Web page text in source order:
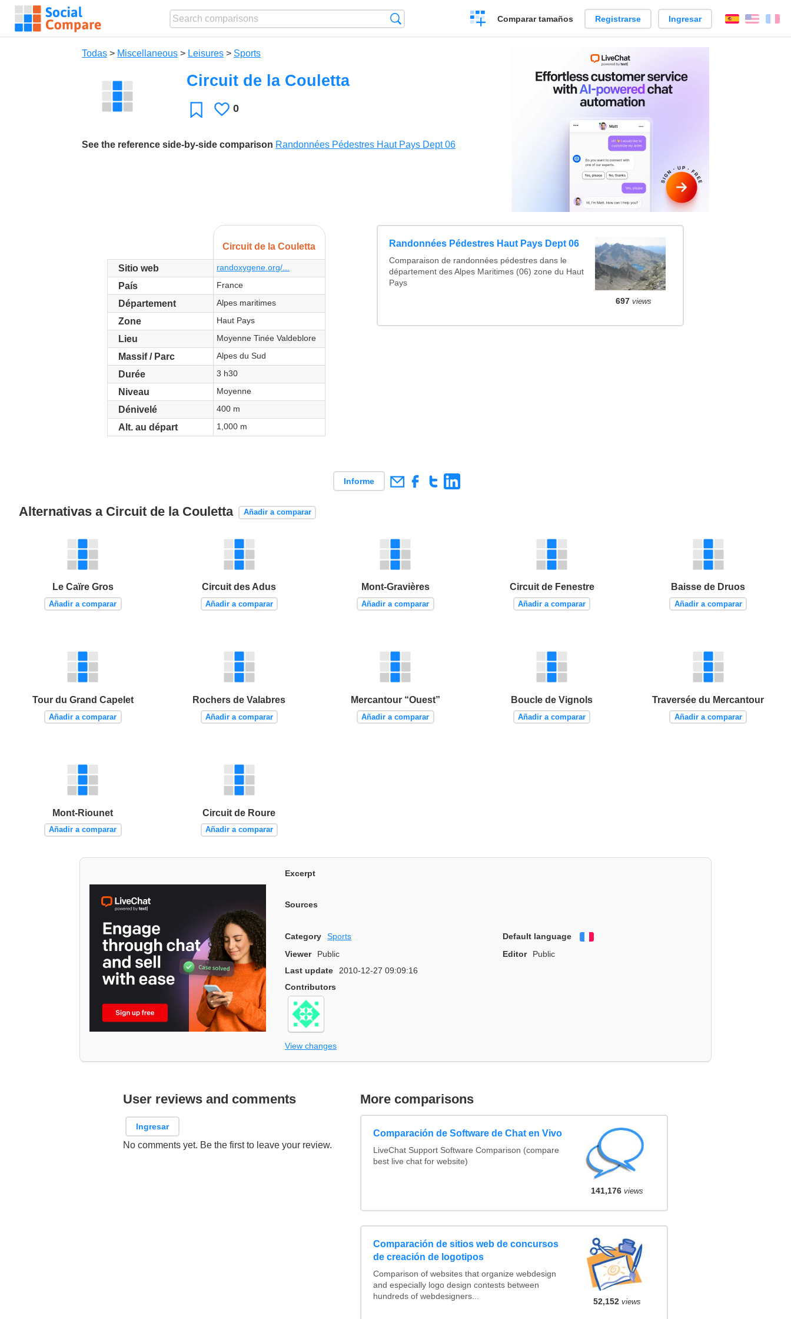
Crear
una
Comparar tamaños Registrarse Ingresar EspañolEnglish
Todas > Miscellaneous > Leisures > Sports
Circuit de la Couletta
Favoritos
Le
0
See the reference side-by-side comparison Randonnées Pédestres Haut Pays Dept 06
Circuit de la Couletta
Sitio web randoxygene.org/...
País France
Département Alpes maritimes
Zone Haut Pays
Lieu Moyenne Tinée Valdeblore
Massif / Parc Alpes du Sud
Durée 3 h30
Niveau Moyenne
Dénivelé 400 m
Alt. au départ 1,000 m
Randonnées Pédestres Haut Pays Dept 06
Comparaison de randonnées pédestres dans le
département des Alpes Maritimes (06) zone du Haut
Pays
697 views
Informe
Alternativas a Circuit de la Couletta Añadir a comparar
Le Caïre Gros
Añadir a comparar
Circuit des Adus
Añadir a comparar
Mont-Gravières
Añadir a comparar
Circuit de Fenestre
Añadir a comparar
Baisse de Druos
Añadir a comparar
Tour du Grand Capelet
Añadir a comparar
Rochers de Valabres
Añadir a comparar
Mercantour “Ouest”
Añadir a comparar
Boucle de Vignols
Añadir a comparar
Traversée du Mercantour
Añadir a comparar
Mont-Riounet
Añadir a comparar
Circuit de Roure
Añadir a comparar
Excerpt
Sources
Category Sports Default language
Viewer
Public Editor
Public
Last update
2010-12-27 09:09:16
Contributors
View changes
User reviews and comments
Ingresar
No comments yet. Be the first to leave your review.
More comparisons
Comparación de Software de Chat en Vivo
LiveChat Support Software Comparison (compare
best live chat for website)
141,176 views
Comparación de sitios web de concursos
de creación de logotipos
Comparison of websites that organize webdesign
and especially logo design contests between
hundreds of webdesigners...
52,152 views